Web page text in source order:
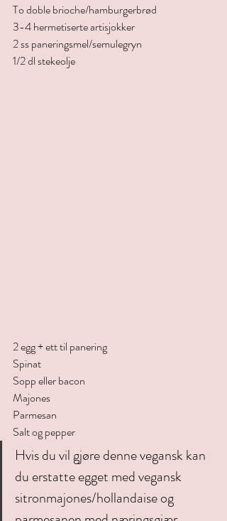
To doble brioche/hamburgerbrød
3-4 hermetiserte artisjokker
2 ss paneringsmel/semulegryn
1/2 dl stekeolje
2 egg + ett til panering
Spinat
Sopp eller bacon
Majones
Parmesan
Salt og pepper
Hvis du vil gjøre denne vegansk kan
du erstatte egget med vegansk
sitronmajones/hollandaise og